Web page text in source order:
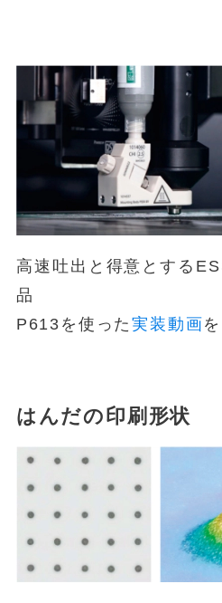
高速吐出と得意とする
品
P613を使った実装動画
はんだの印刷形状